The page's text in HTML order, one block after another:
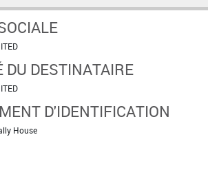
DU DESTINATAIRE
D'IDENTIFICATION
House